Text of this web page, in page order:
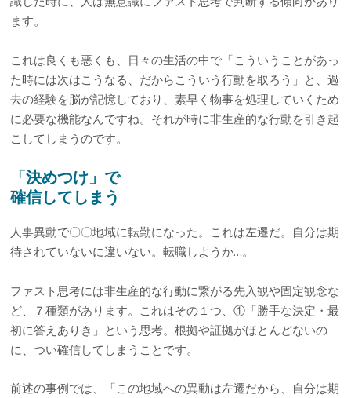
ます。
これは良くも悪くも、日々の生活の中で「こういうことがあっ
た時には次はこうなる、だからこういう行動を取ろう」と、過
去の経験を脳が記憶しており、素早く物事を処理していくため
に必要な機能なんですね。それが時に非生産的な行動を引き起
こしてしまうのです。
「決めつけ」で
確信してしまう
人事異動で〇〇地域に転勤になった。これは左遷だ。自分は期
待されていないに違いない。転職しようか…。
ファスト思考には非生産的な行動に繋がる先入観や固定観念な
ど、７種類があります。これはその１つ、①「勝手な決定・最
初に答えありき」という思考。根拠や証拠がほとんどないの
に、つい確信してしまうことです。
前述の事例では、「この地域への異動は左遷だから、自分は期